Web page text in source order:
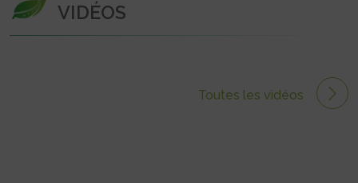
VIDÉOS
Toutes les vidéos